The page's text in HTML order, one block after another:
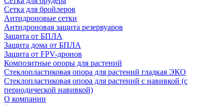
Сетка для бройлеров
Антидроновые сетки
Антидроновая защита резервуаров
Защита от БПЛА
Защита дома от БПЛА
Защита от FPV-дронов
Композитные опоры для растений
Стеклопластиковая опора для растений гладкая ЭКО
Стеклопластиковая опора для растений с навивкой (с
периодической навивкой)
О компании